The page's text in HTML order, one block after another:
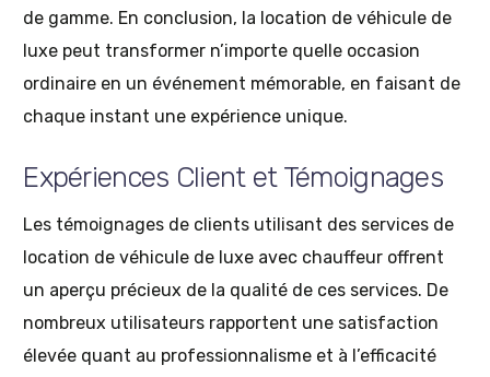
de gamme. En conclusion, la location de véhicule de
luxe peut transformer n’importe quelle occasion
ordinaire en un événement mémorable, en faisant de
chaque instant une expérience unique.
Expériences Client et Témoignages
Les témoignages de clients utilisant des services de
location de véhicule de luxe avec chauffeur offrent
un aperçu précieux de la qualité de ces services. De
nombreux utilisateurs rapportent une satisfaction
élevée quant au professionnalisme et à l’efficacité